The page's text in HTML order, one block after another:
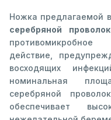
Ножка предлагаемой
серебряной
действие,
восходящих
номинальная
серебряной
обеспечивает